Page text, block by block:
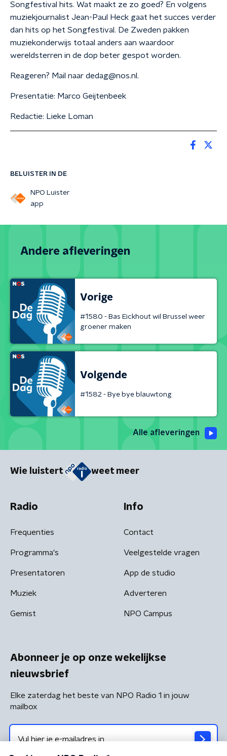
BELUISTER IN DE
NPO Luister
app
Songfestival hits. Wat maakt ze zo goed? En volgens
muziekjournalist Jean-Paul Heck gaat het succes verder
dan hits op het Songfestival. De Zweden pakken
muziekonderwijs totaal anders aan waardoor
wereldsterren in de dop beter gespot worden.
Reageren? Mail naar dedag@nos.nl.
Presentatie: Marco Geijtenbeek
Redactie: Lieke Loman
Andere afleveringen
Vorige
#1580 - Bas Eickhout wil Brussel weer
groener maken
Volgende
#1582 - Bye bye blauwtong
Alle afleveringen
Wie luistert weet meer
Radio
Frequenties
Programma's
Presentatoren
Muziek
Gemist
Info
Contact
Veelgestelde vragen
App de studio
Adverteren
NPO Campus
Abonneer je op onze wekelijkse
nieuwsbrief
Elke zaterdag het beste van NPO Radio 1 in jouw
mailbox